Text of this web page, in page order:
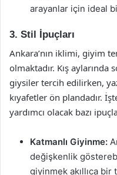
arayanlar için ideal
3. Stil İpuçları
Ankara’nın iklimi, giyim
olmaktadır. Kış aylarında
giysiler tercih edilirken,
kıyafetler ön plandadır.
yardımcı olacak bazı
Katmanlı Giyinme:
değişkenlik
giyinmek akıllıca